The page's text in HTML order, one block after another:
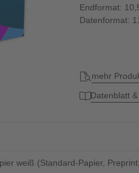
Endformat:
Datenformat:
mehr
Datenblatt
weiß (Standard-Papier,